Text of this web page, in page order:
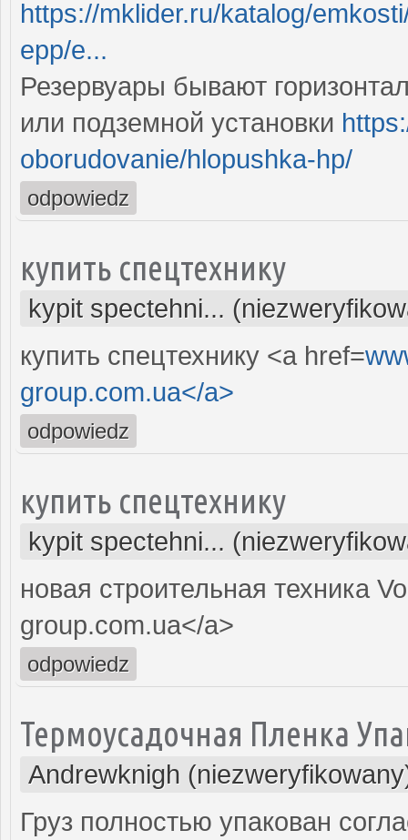
https://mklider.ru/katalog/
epp/e...
Резервуары бывают
или подземной установки
oborudovanie/hlopushka-hp/
odpowiedz
купить спецтехнику
kypit spectehni...
купить спецтехнику <a href=
group.com.ua</a>
odpowiedz
купить спецтехнику
kypit spectehni...
новая строительная техника
group.com.ua</a>
odpowiedz
Термоусадочная Пленка
Andrewknigh
Груз полностью упакован